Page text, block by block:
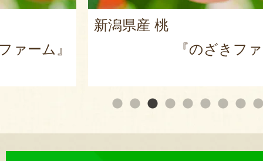
ァーム』
新潟県産 桃
『のざきフ